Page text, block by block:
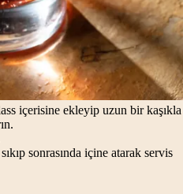
içerisine ekleyip uzun bir kaşıkla
sonrasında içine atarak servis